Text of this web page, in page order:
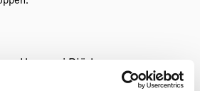
Honung i Björke